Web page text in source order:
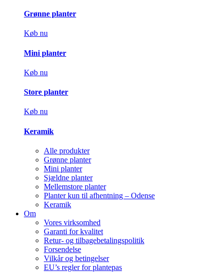
Grønne planter
Køb nu
Mini planter
Køb nu
Store planter
Køb nu
Keramik
Alle produkter
Grønne planter
Mini planter
Sjældne planter
Mellemstore planter
Planter kun til afhentning – Odense
Keramik
Om
Vores virksomhed
Garanti for kvalitet
Retur- og tilbagebetalingspolitik
Forsendelse
Vilkår og betingelser
EU’s regler for plantepas